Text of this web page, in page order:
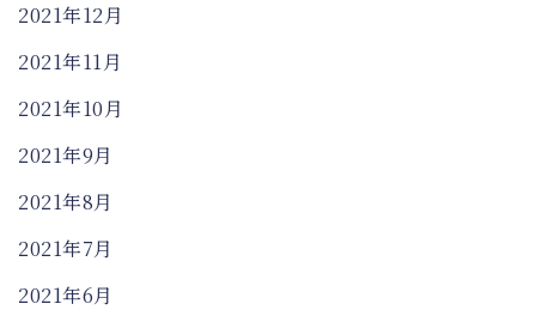
2021年12月
2021年11月
2021年10月
2021年9月
2021年8月
2021年7月
2021年6月